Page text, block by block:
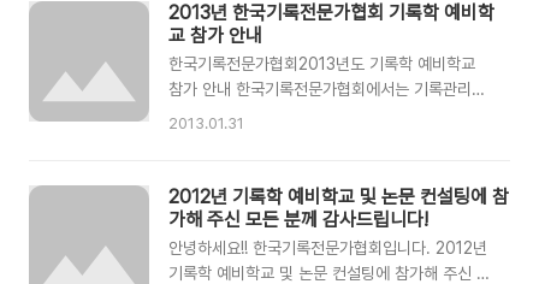
녕하세요. 한국기록전문가협회입니다. 2014년 새
해가 밝은지도 벌써 한달이나 됐네요. 새해에도 어
김없이 예비 기록전문가들을 위한 '2014년 기록
학 예비학교'가 진행됩니다. 기록전문가로의 등용
문! 기록인으로의 새로운 시작을 예비학교가 함께
해 드리겠습니다.!
2013년 한국기록전문가협회 기록학 예비학
교 참가 안내
한국기록전문가협회2013년도 기록학 예비학교
참가 안내 한국기록전문가협회에서는 기록관리학
대학원 및 교육원 입학 예정자 등 학기에 들어서는
세를 함께 공유 · 고민하고 현재 분야별로 기록관
리가 어떻게 이루어지고 있는지 소개하여 예비 기
록인의 학업 방법과 진로 방향에 조금이나마 도움
이 되고자 하오니 전국에 있는 예비 기록인 대상자
2013.01.31
2012년 기록학 예비학교 및 논문 컨설팅에 참
가해 주신 모든 분께 감사드립니다!
안녕하세요!! 한국기록전문가협회입니다. 2012년
기록학 예비학교 및 논문 컨설팅에 참가해 주신 모